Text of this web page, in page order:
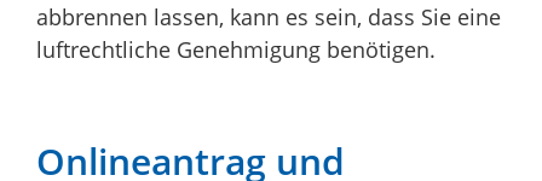
abbrennen lassen, kann es sein, dass Sie eine
luftrechtliche Genehmigung benötigen.
Onlineantrag und